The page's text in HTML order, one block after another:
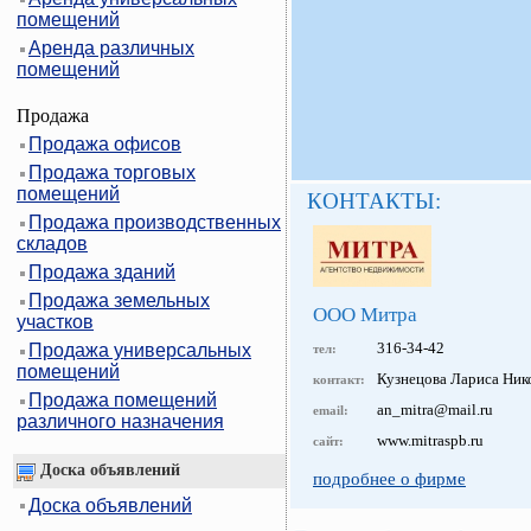
помещений
Аренда различных
помещений
Продажа
Продажа офисов
Продажа торговых
помещений
Продажа производственных
складов
Продажа зданий
Продажа земельных
участков
Продажа универсальных
помещений
Продажа помещений
различного назначения
Доска объявлений
Доска объявлений
КОНТАКТЫ:
ООО Митра
тел: 316-34-42
контакт: Кузнецова Лариса
email: an_mitra@mail.ru
сайт: www.mitraspb.ru
подробнее о фирме